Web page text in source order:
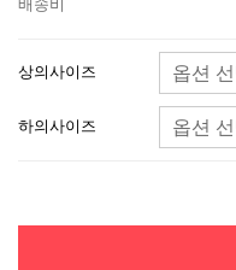
상의사이즈
하의사이즈